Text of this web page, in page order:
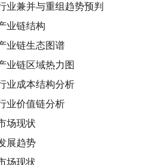
业兼并与重组趋势预判
业链结构
业链生态图谱
业链区域热力图
业成本结构分析
业价值链分析
场现状
展趋势
场现状